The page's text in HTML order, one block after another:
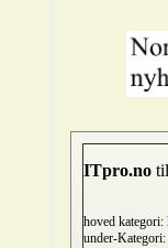
ITpro.no
hoved kategori:
under-Kategori: